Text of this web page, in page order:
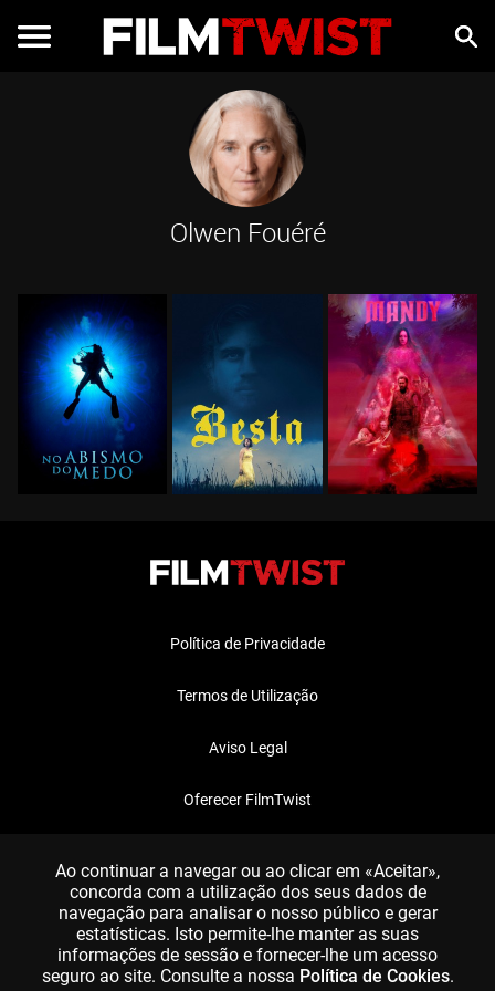
Olwen Fouéré
Política de Privacidade
Termos de Utilização
Aviso Legal
Oferecer FilmTwist
Ao continuar a navegar ou ao clicar em «Aceitar»,
concorda com a utilização dos seus dados de
navegação para analisar o nosso público e gerar
estatísticas. Isto permite-lhe manter as suas
informações de sessão e fornecer-lhe um acesso
seguro ao site. Consulte a nossa Política de Cookies.